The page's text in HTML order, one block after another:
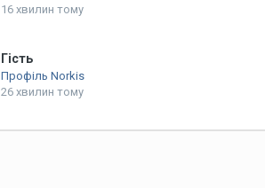
16 хвилин тому
Гість
Профіль Norkis
26 хвилин тому